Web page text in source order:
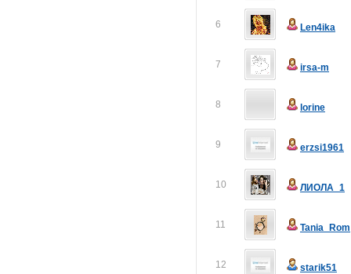
6 Len4ika
7 irsa-m
8 lorine
9 erzsi1961
10 ЛИОЛА_1
11 Tania_Rom
12 starik51